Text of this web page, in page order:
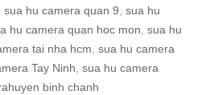
sua hu camera quan 9 sua hu
hu camera quan hoc mon sua hu
tai nha hcm sua hu camera
Tay Ninh sua hu camera
binh chanh